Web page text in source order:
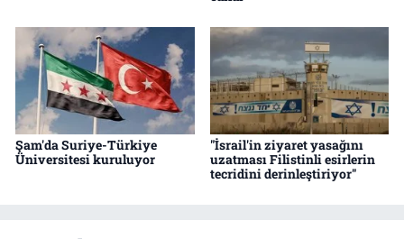
Şam'da Suriye-Türkiye
Üniversitesi kuruluyor
"İsrail'in ziyaret yasağını
uzatması Filistinli esirlerin
tecridini derinleştiriyor"